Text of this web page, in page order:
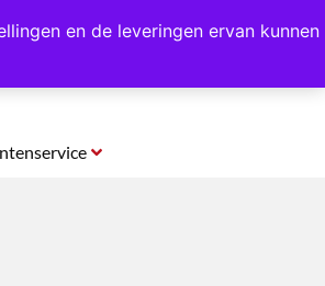
en de leveringen ervan kunnen